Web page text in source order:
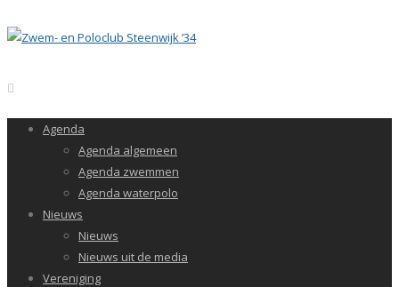
Agenda
Agenda algemeen
Agenda zwemmen
Agenda waterpolo
Nieuws
Nieuws
Nieuws uit de media
Vereniging